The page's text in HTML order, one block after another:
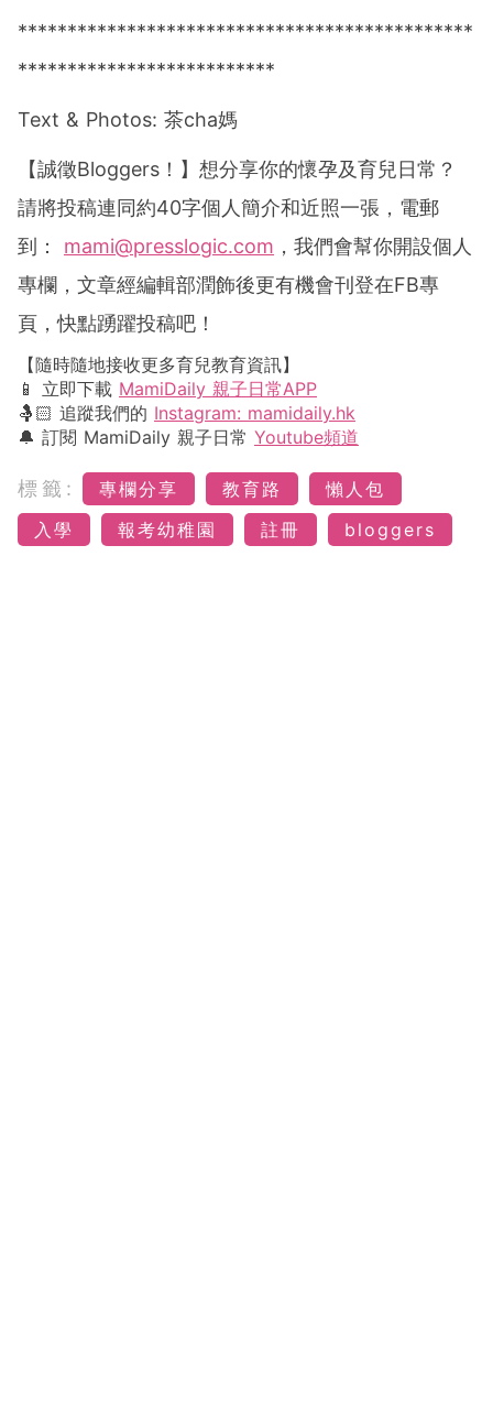
**********************************************
**************************
Text & Photos: 茶cha媽
【誠徵Bloggers！】想分享你的懷孕及育兒日常？
請將投稿連同約40字個人簡介和近照一張，電郵
到： mami@presslogic.com ，我們會幫你開設個人
專欄，文章經編輯部潤飾後更有機會刊登在FB專
頁，快點踴躍投稿吧！
【隨時隨地接收更多育兒教育資訊】
📱 立即下載 MamiDaily 親子日常APP
🤱🏻 追蹤我們的 Instagram: mamidaily.hk
🔔 訂閱 MamiDaily 親子日常 Youtube頻道
標籤: 專欄分享 教育路
懶人包
入學
報考幼稚園 註冊 bloggers